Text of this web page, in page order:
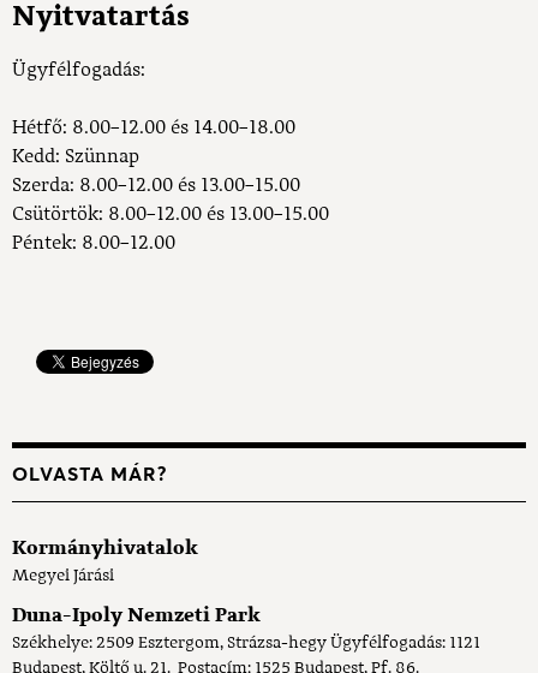
Nyitvatartás
Ügyfélfogadás:
Hétfő: 8.00–12.00 és 14.00–18.00
Kedd: Szünnap
Szerda: 8.00–12.00 és 13.00–15.00
Csütörtök: 8.00–12.00 és 13.00–15.00
Péntek: 8.00–12.00
OLVASTA MÁR?
Kormányhivatalok
Megyei Járási
Duna-Ipoly Nemzeti Park
Székhelye: 2509 Esztergom, Strázsa-hegy Ügyfélfogadás: 1121
Budapest, Költő u. 21. Postacím: 1525 Budapest, Pf. 86.